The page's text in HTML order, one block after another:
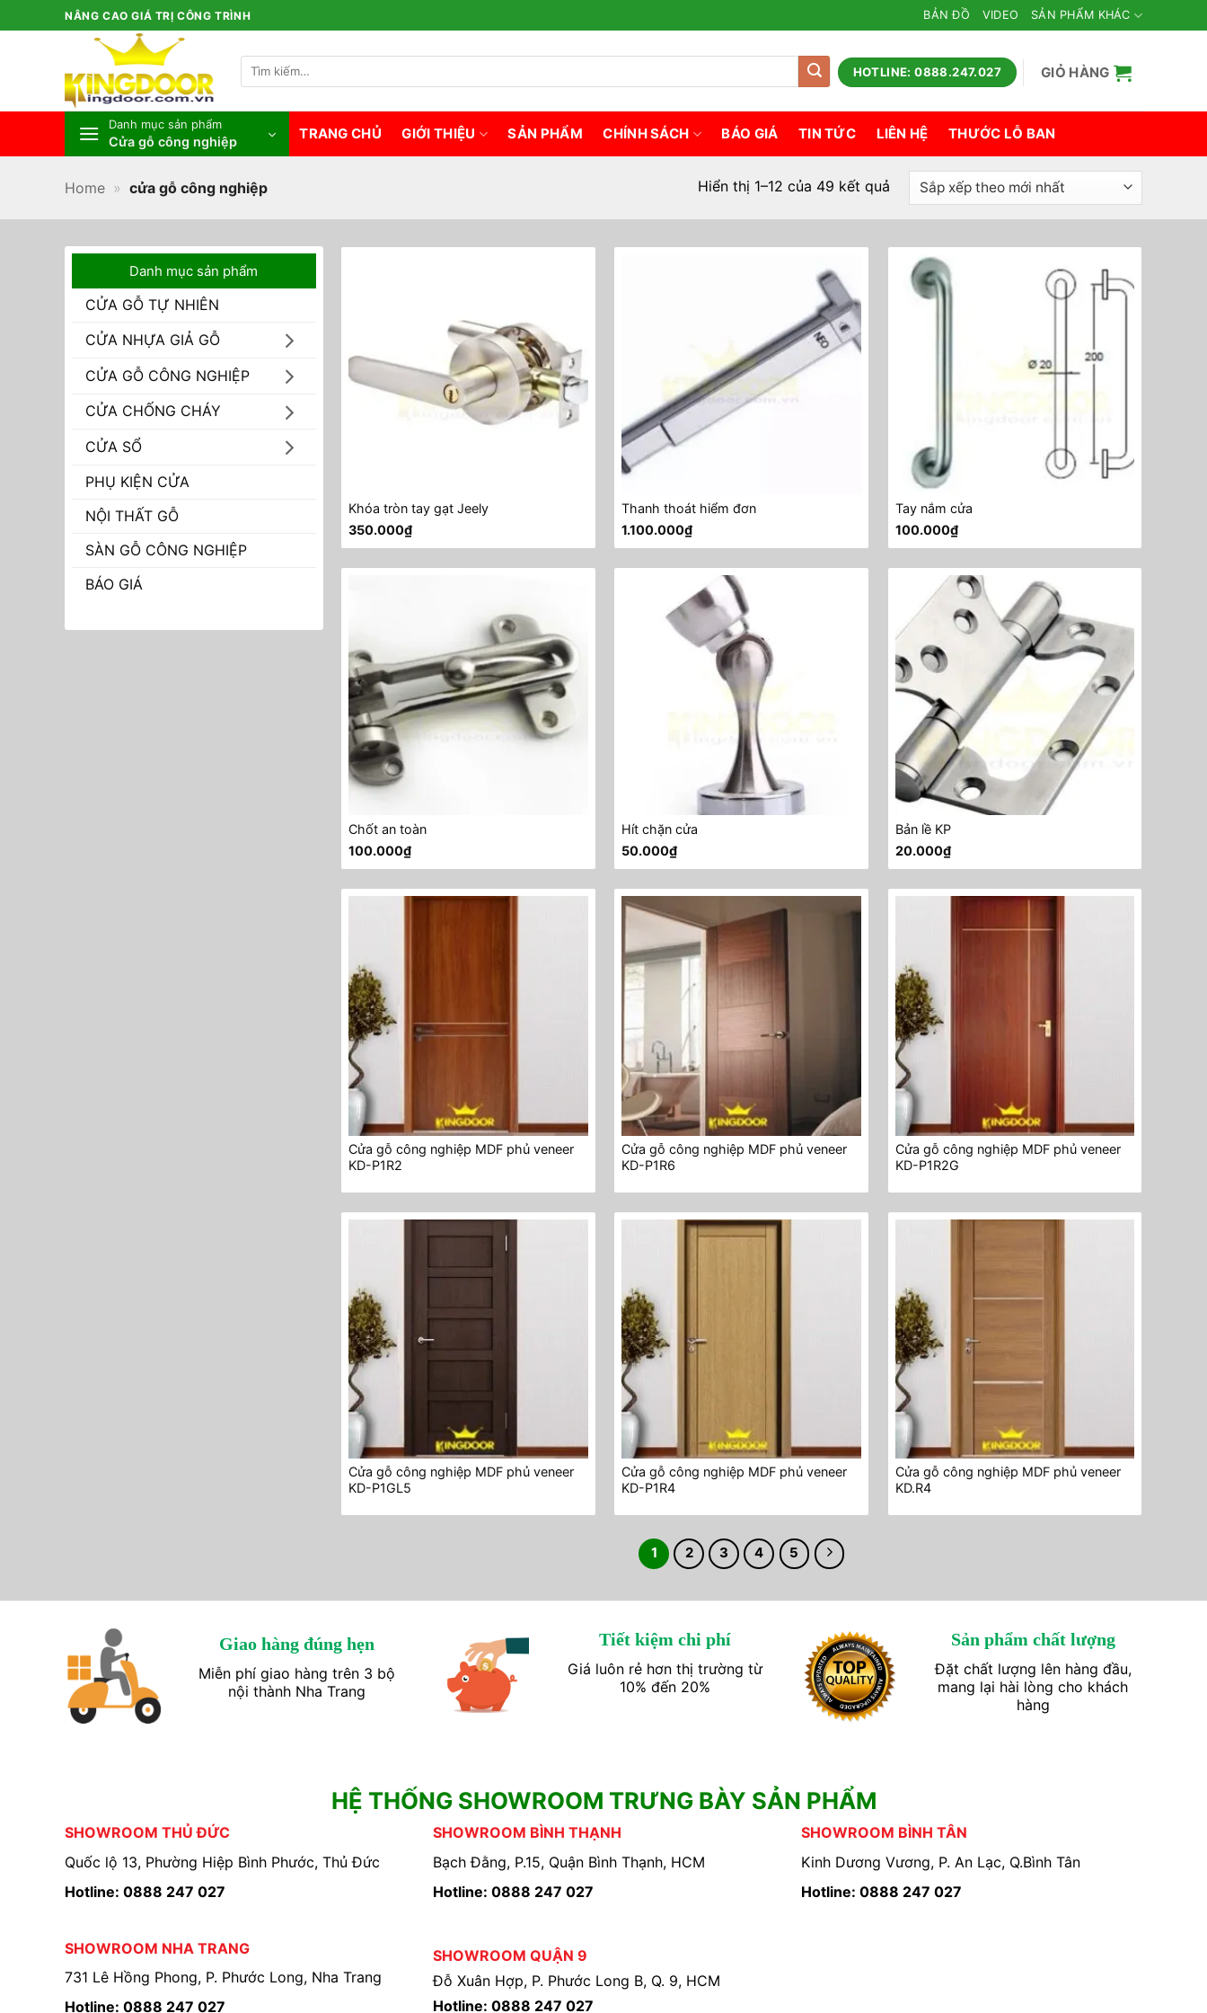
qua
NÂNG CAO GIÁ TRỊ CÔNG TRÌNH BẢN ĐỒ VIDEO SẢN PHẨM KHÁC
Tìm
kiếm:
HOTLINE: 0888.247.027 GIỎ HÀNG
Danh mục sản phẩm
Cửa gỗ công nghiệp TRANG CHỦ GIỚI THIỆU SẢN PHẨM CHÍNH SÁCH BÁO GIÁ TIN TỨC LIÊN HỆ THƯỚC LỖ BAN
Home » cửa gỗ công nghiệp Hiển thị 1–12 của 49 kết quảĐã
sắp
theo
mới
nhất
Danh mục sản phẩm
CỬA GỖ TỰ NHIÊN
CỬA NHỰA GIẢ GỖ
CỬA GỖ CÔNG NGHIỆP
CỬA CHỐNG CHÁY
CỬA SỔ
PHỤ KIỆN CỬA
NỘI THẤT GỖ
SÀN GỖ CÔNG NGHIỆP
BÁO GIÁ
Khóa tròn tay gạt Jeely
350.000₫
Thanh thoát hiểm đơn
1.100.000₫
Tay nắm cửa
100.000₫
Chốt an toàn
100.000₫
Hít chặn cửa
50.000₫
Bản lề KP
20.000₫
Cửa gỗ công nghiệp MDF phủ veneer
KD-P1R2
Cửa gỗ công nghiệp MDF phủ veneer
KD-P1R6
Cửa gỗ công nghiệp MDF phủ veneer
KD-P1R2G
Cửa gỗ công nghiệp MDF phủ veneer
KD-P1GL5
Cửa gỗ công nghiệp MDF phủ veneer
KD-P1R4
Cửa gỗ công nghiệp MDF phủ veneer
KD.R4
1 2 3 4 5
Giao hàng đúng hẹn
Miễn phí giao hàng trên 3 bộ
nội thành Nha Trang
Tiết kiệm chi phí
Giá luôn rẻ hơn thị trường từ
10% đến 20%
Sản phẩm chất lượng
Đặt chất lượng lên hàng đầu,
mang lại hài lòng cho khách
hàng
HỆ THỐNG SHOWROOM TRƯNG BÀY SẢN PHẨM
SHOWROOM THỦ ĐỨC
Quốc lộ 13, Phường Hiệp Bình Phước, Thủ Đức
Hotline: 0888 247 027
SHOWROOM BÌNH THẠNH
Bạch Đằng, P.15, Quận Bình Thạnh, HCM
Hotline: 0888 247 027
SHOWROOM BÌNH TÂN
Kinh Dương Vương, P. An Lạc, Q.Bình Tân
Hotline: 0888 247 027
SHOWROOM NHA TRANG
731 Lê Hồng Phong, P. Phước Long, Nha Trang
Hotline: 0888 247 027
SHOWROOM QUẬN 9
Đỗ Xuân Hợp, P. Phước Long B, Q. 9, HCM
Hotline: 0888 247 027